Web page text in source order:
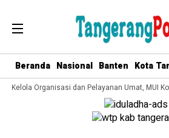
Beranda Nasional Banten Kota
Kelola Organisasi dan Pelayanan Umat, MUI